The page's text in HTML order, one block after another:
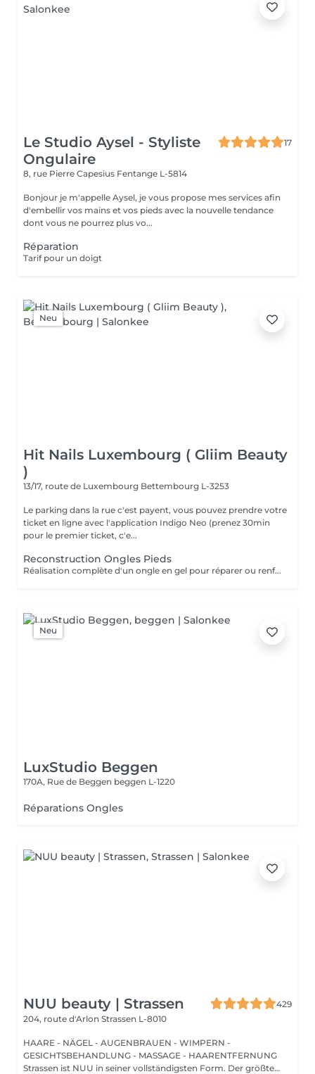
Le Studio Aysel - Styliste
Ongulaire
17
8, rue Pierre Capesius Fentange L-5814
Bonjour je m'appelle Aysel, je vous propose mes services afin
d'embellir vos mains et vos pieds avec la nouvelle tendance
dont vous ne pourrez plus vo...
Réparation
Tarif pour un doigt
Neu
Hit Nails Luxembourg ( Gliim Beauty
)
13/17, route de Luxembourg Bettembourg L-3253
Le parking dans la rue c'est payent, vous pouvez prendre votre
ticket en ligne avec l'application Indigo Neo (prenez 30min
pour le premier ticket, c'e...
Reconstruction Ongles Pieds
Réalisation complète d'un ongle en gel pour réparer ou renforcer l'ongle naturel. Le service comprend la préparation de l'ongle, la reconstruction de sa structure, la mise en forme et une finition lisse, résistante et élégante.
Neu
LuxStudio Beggen
170A, Rue de Beggen beggen L-1220
Réparations Ongles
NUU beauty | Strassen
429
204, route d'Arlon Strassen L-8010
HAARE - NÄGEL - AUGENBRAUEN - WIMPERN -
GESICHTSBEHANDLUNG - MASSAGE - HAARENTFERNUNG
Strassen ist NUU in seiner vollständigsten Form. Der größte